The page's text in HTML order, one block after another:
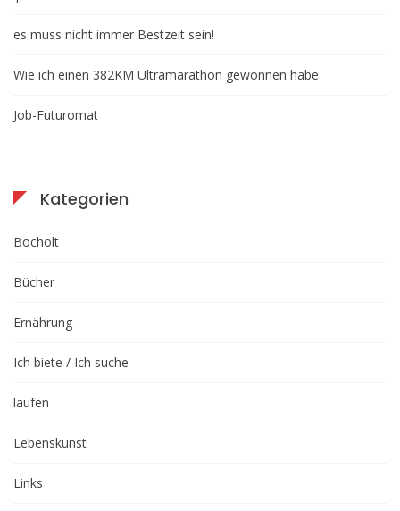
es muss nicht immer Bestzeit sein!
Wie ich einen 382KM Ultramarathon gewonnen habe
Job-Futuromat
Kategorien
Bocholt
Bücher
Ernährung
Ich biete / Ich suche
laufen
Lebenskunst
Links